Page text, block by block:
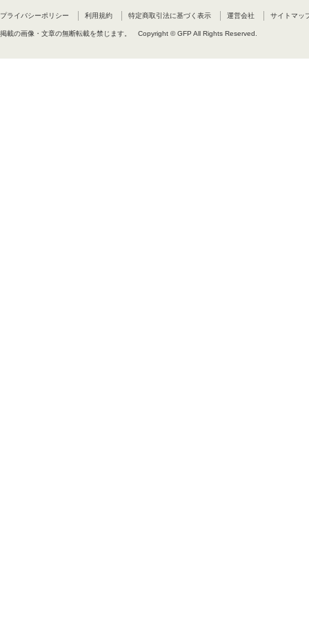
プライバシーポリシー 利用規約 特定商取引法に基づく表示 運営会社 サイトマッ
掲載の画像・文章の無断転載を禁じます。 Copyright © GFP All Rights Reserved.